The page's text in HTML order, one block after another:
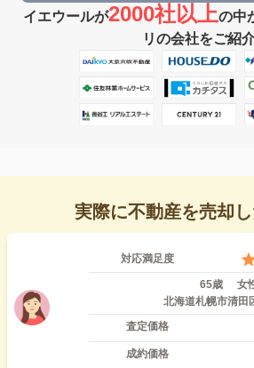
イエウールが2000社以上の中
リの会社をご紹
実際に不動産を売却
対応満足度
65歳
女
北海道札幌市清田
査定価格
成約価格